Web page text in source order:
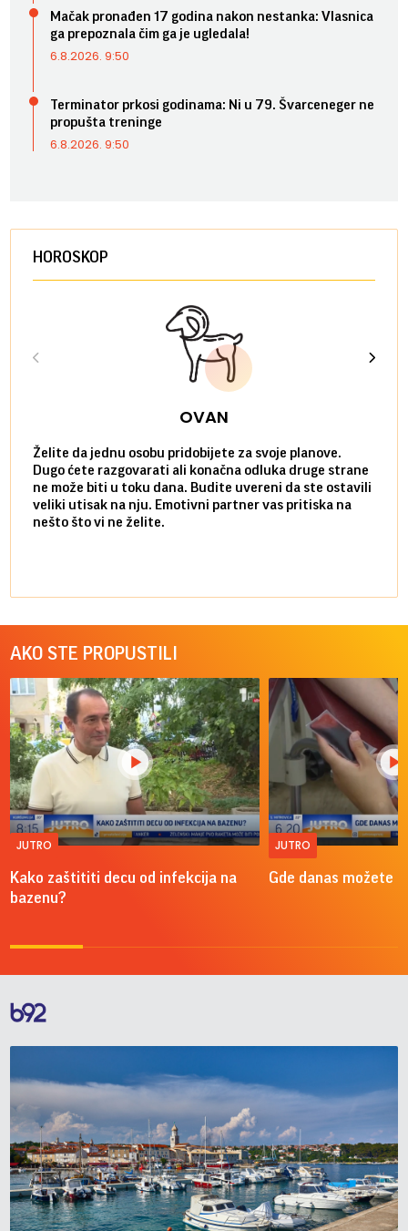
Mačak pronađen 17 godina nakon nestanka: Vlasnica
ga prepoznala čim ga je ugledala!
6.8.2026. 9:50
Terminator prkosi godinama: Ni u 79. Švarceneger ne
propušta treninge
6.8.2026. 9:50
HOROSKOP
OVAN
Želite da jednu osobu pridobijete za svoje planove.
Dugo ćete razgovarati ali konačna odluka druge strane
ne može biti u toku dana. Budite uvereni da ste ostavili
veliki utisak na nju. Emotivni partner vas pritiska na
nešto što vi ne želite.
AKO STE PROPUSTILI
JUTRO
Kako zaštititi decu od infekcija na
bazenu?
JUTRO
Gde danas možete